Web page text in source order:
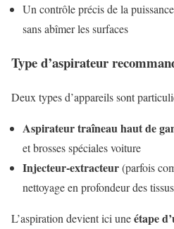
Un contrôle précis de la
sans abîmer les surfaces
Type d’aspirateur
Deux types d’appareils sont
Aspirateur traîneau haut de
et brosses spéciales voiture
Injecteur-extracteur(parfois
nettoyage en profondeur des tissus
L’aspiration devient ici uneétape